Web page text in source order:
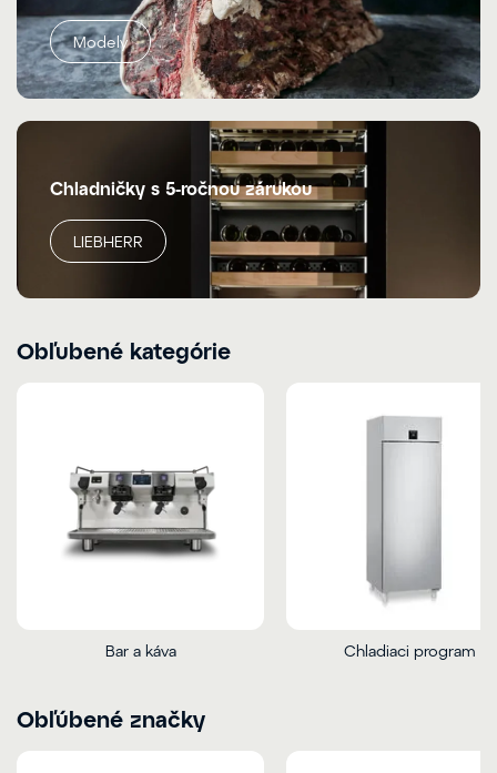
Modely
Chladničky s 5-ročnou zárukou
LIEBHERR
Obľubené kategórie
Bar a káva Chladiaci program
Obľúbené značky